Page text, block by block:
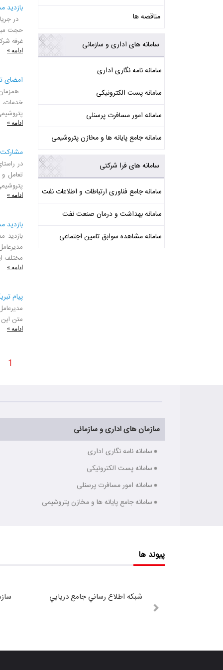
مناقصه ها
سامانه های اداری و سازمانی
سامانه نامه نگاری اداری
سامانه پست الکترونیکی
سامانه امور مسافرت پرسنلی
سامانه جامع پایانه ها و مخازن پتروشیمی
سامانه های فرا شرکتی
سامانه جامع فناوری ارتباطات و اطلاعات نفت
سامانه بهداشت و درمان صنعت نفت
سامانه مشاهده سوابق تامین اجتماعی
بازدید
در
حجت
غرفه
ادامه »
امضای
خدمات،
پتروشیمی،
ادامه »
در
تعامل
پتروشیمی،
ادامه »
بازدید
بازدید
مختلف
ادامه »
پیام تبریک
متن
ادامه »
1
سازمان های اداری و سازمانی
سامانه نامه نگاری اداری
سامانه پست الکترونیکی
سامانه امور مسافرت پرسنلی
سامانه جامع پایانه ها و مخازن پتروشیمی
پیوند ها
شبكه اطلاع رساني جامع دريايي